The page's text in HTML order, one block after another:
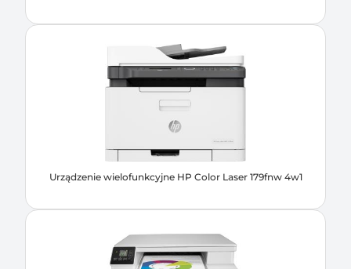
Urządzenie wielofunkcyjne HP Color Laser 179fnw 4w1